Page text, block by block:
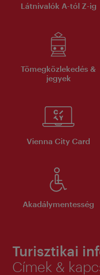
Látnivalók A-tól Z-ig
Tömegközlekedés &
jegyek
Vienna City Card
Akadálymentesség
Turisztikai
Címek &